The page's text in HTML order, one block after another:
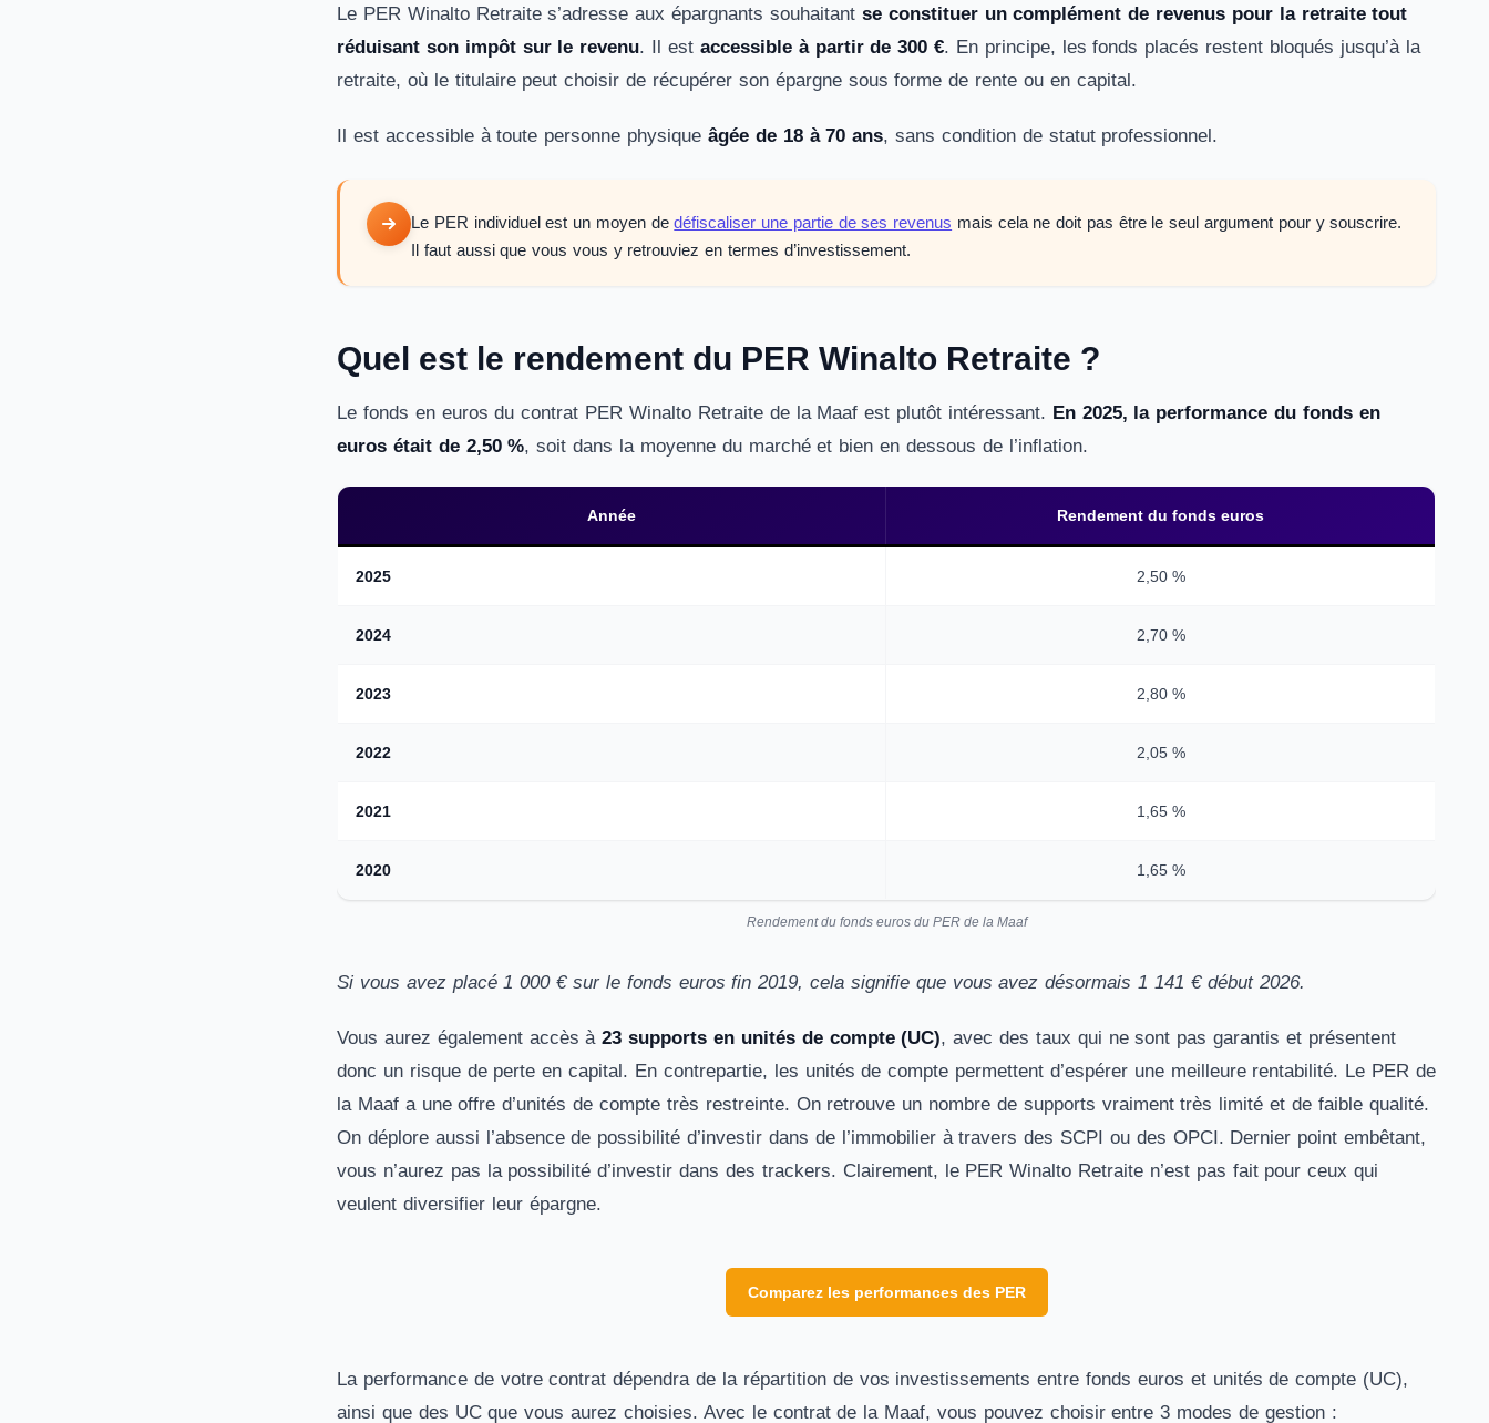
Le PER Winalto Retraite s’adresse aux épargnants souhaitant se constituer un complément de revenus pour la retraite tout
réduisant son impôt sur le revenu. Il est accessible à partir de 300 €. En principe, les fonds placés restent bloqués jusqu’à la
retraite, où le titulaire peut choisir de récupérer son épargne sous forme de rente ou en capital.
Il est accessible à toute personne physique âgée de 18 à 70 ans, sans condition de statut professionnel.
Le PER individuel est un moyen dedéfiscaliser une partie de ses revenus mais cela ne doit pas être le seul argument pour y souscrire.
Il faut aussi que vous vous y retrouviez en termes d’investissement.
Quel est le rendement du PER Winalto Retraite ?
Le fonds en euros du contrat PER Winalto Retraite de la Maaf est plutôt intéressant. En 2025, la performance du fonds en
euros était de 2,50 %, soit dans la moyenne du marché et bien en dessous de l’inflation.
Année Rendement du fonds euros
2025 2,50 %
2024 2,70 %
2023 2,80 %
2022 2,05 %
2021 1,65 %
2020 1,65 %
Rendement du fonds euros du PER de la Maaf
Si vous avez placé 1 000 € sur le fonds euros fin 2019, cela signifie que vous avez désormais 1 141 € début 2026.
Vous aurez également accès à23 supports en unités de compte (UC), avec des taux qui ne sont pas garantis et présentent
donc un risque de perte en capital. En contrepartie, les unités de compte permettent d’espérer une meilleure rentabilité. Le PER de
la Maaf a une offre d’unités de compte très restreinte. On retrouve un nombre de supports vraiment très limité et de faible qualité.
On déplore aussi l’absence de possibilité d’investir dans de l’immobilier à travers des SCPI ou des OPCI. Dernier point embêtant,
vous n’aurez pas la possibilité d’investir dans des trackers. Clairement, le PER Winalto Retraite n’est pas fait pour ceux qui
veulent diversifier leur épargne.
Comparez les performances des PER
La performance de votre contrat dépendra de la répartition de vos investissements entre fonds euros et unités de compte (UC),
ainsi que des UC que vous aurez choisies. Avec le contrat de la Maaf, vous pouvez choisir entre 3 modes de gestion :